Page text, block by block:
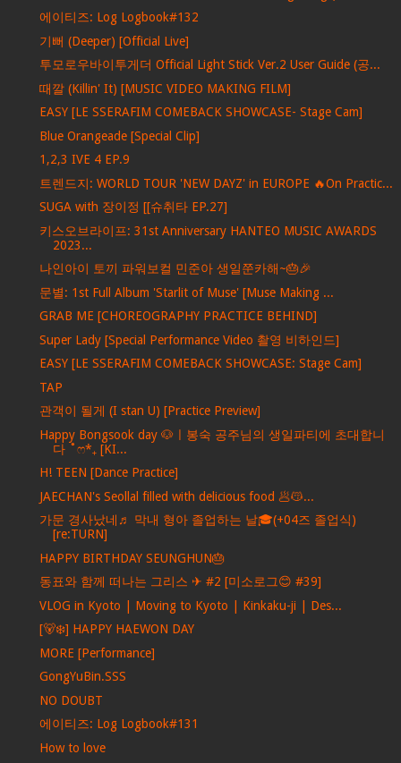
에이티즈: Log Logbook#132
기뻐 (Deeper) [Official Live]
투모로우바이투게더 Official Light Stick Ver.2 User Guide (공...
때깔 (Killin' It) [MUSIC VIDEO MAKING FILM]
EASY [LE SSERAFIM COMEBACK SHOWCASE- Stage Cam]
Blue Orangeade [Special Clip]
1,2,3 IVE 4 EP.9
트렌드지: WORLD TOUR 'NEW DAYZ' in EUROPE 🔥On Practic...
SUGA with 장이정 [[슈취타 EP.27]
키스오브라이프: 31st Anniversary HANTEO MUSIC AWARDS
2023...
나인아이 토끼 파워보컬 민준아 생일쭌카해~🎂🎉
문별: 1st Full Album 'Starlit of Muse' [Muse Making ...
GRAB ME [CHOREOGRAPHY PRACTICE BEHIND]
Super Lady [Special Performance Video 촬영 비하인드]
EASY [LE SSERAFIM COMEBACK SHOWCASE: Stage Cam]
TAP
관객이 될게 (I stan U) [Practice Preview]
Happy Bongsook day 🐶ㅣ봉숙 공주님의 생일파티에 초대합니
다 ˚ෆ*₊ [KI...
H! TEEN [Dance Practice]
JAECHAN's Seollal filled with delicious food 🥟😽...
가문 경사났네♬ 막내 형아 졸업하는 날🎓(+04즈 졸업식)
[re:TURN]
HAPPY BIRTHDAY SEUNGHUN🎂
동표와 함께 떠나는 그리스 ✈ #2 [미소로그😊 #39]
VLOG in Kyoto | Moving to Kyoto | Kinkaku-ji | Des...
[🐻‍❄️] HAPPY HAEWON DAY
MORE [Performance]
GongYuBin.SSS
NO DOUBT
에이티즈: Log Logbook#131
How to love